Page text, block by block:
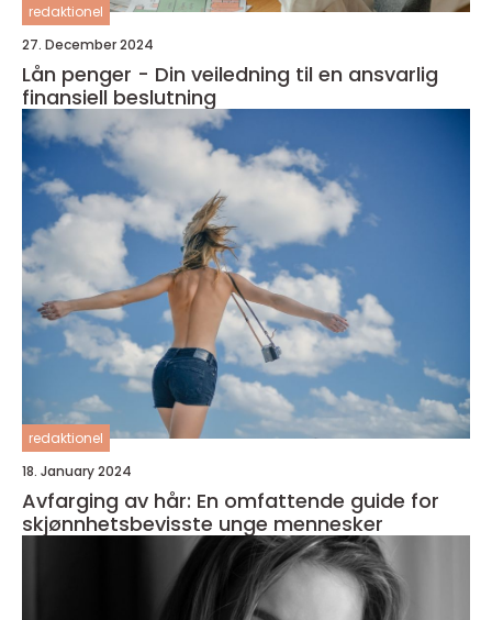
redaktionel
27. December 2024
Lån penger - Din veiledning til en ansvarlig
finansiell beslutning
redaktionel
18. January 2024
Avfarging av hår: En omfattende guide for
skjønnhetsbevisste unge mennesker